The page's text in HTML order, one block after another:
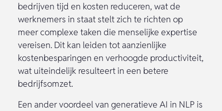
bedrijven tijd en kosten reduceren, wat de
werknemers in staat stelt zich te richten op
meer complexe taken die menselijke expertise
vereisen. Dit kan leiden tot aanzienlijke
kostenbesparingen en verhoogde productiviteit,
wat uiteindelijk resulteert in een betere
bedrijfsomzet.
Een ander voordeel van generatieve AI in NLP is